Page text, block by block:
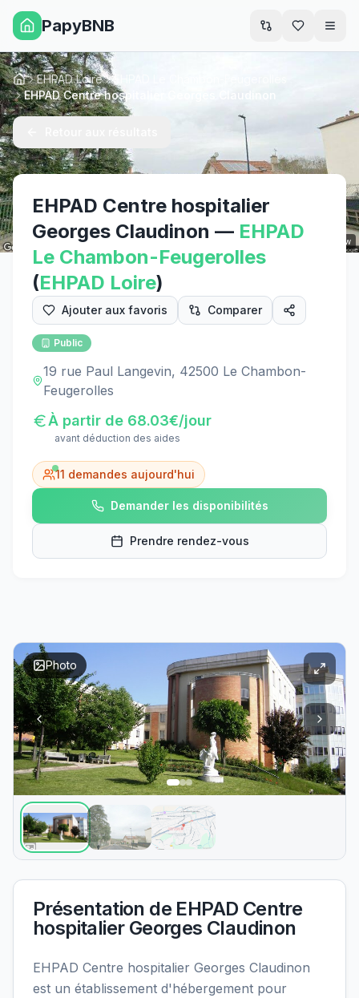
PapyBNB
Street View
AccueilEHPAD Loire
EHPAD Le Chambon-Feugerolles
EHPAD Centre hospitalier Georges Claudinon
EHPAD Centre hospitalier
Georges Claudinon — EHPAD
Le Chambon-Feugerolles
(EHPAD Loire)
Ajouter aux favoris Comparer
Public
19 rue Paul Langevin, 42500 Le Chambon-
Feugerolles
À partir de 68.03€/jour
avant déduction des aides
11 demandes aujourd'hui
Demander les disponibilités
Prendre rendez-vous
Photo
Présentation de EHPAD Centre
hospitalier Georges Claudinon
EHPAD Centre hospitalier Georges Claudinon
est un établissement d'hébergement pour